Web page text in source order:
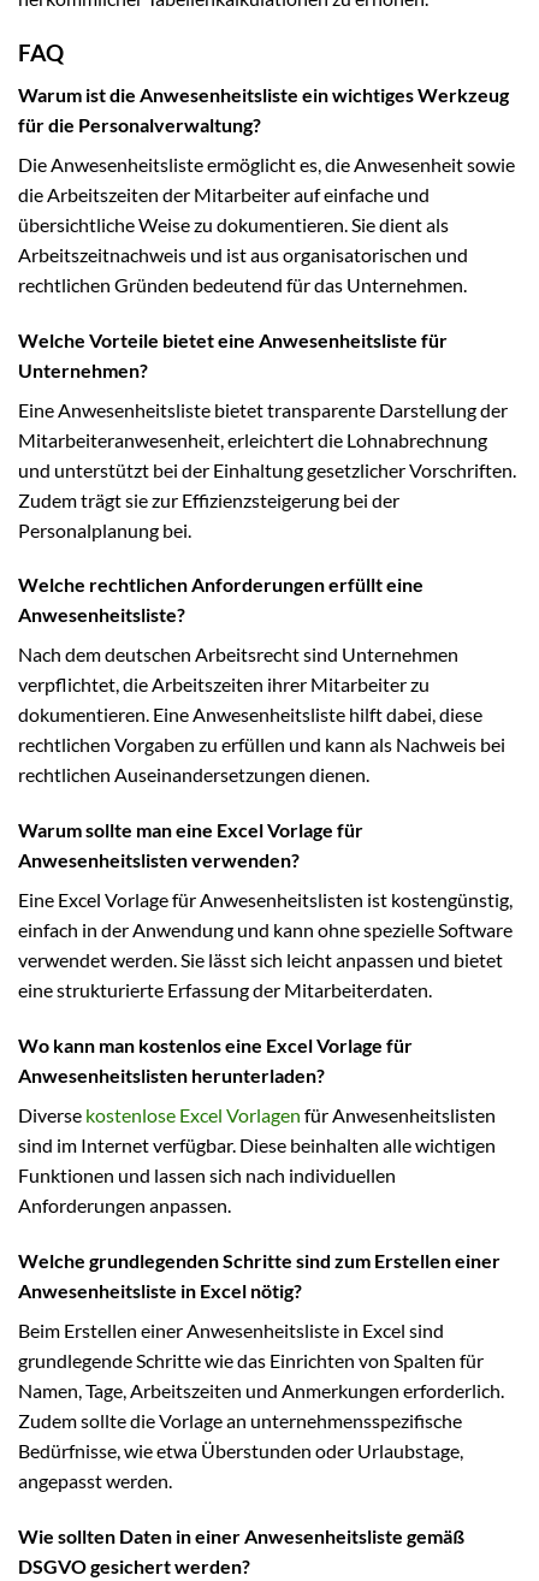
FAQ
Warum ist die Anwesenheitsliste ein wichtiges Werkzeug
für die Personalverwaltung?
Die Anwesenheitsliste ermöglicht es, die Anwesenheit sowie
die Arbeitszeiten der Mitarbeiter auf einfache und
übersichtliche Weise zu dokumentieren. Sie dient als
Arbeitszeitnachweis und ist aus organisatorischen und
rechtlichen Gründen bedeutend für das Unternehmen.
Welche Vorteile bietet eine Anwesenheitsliste für
Unternehmen?
Eine Anwesenheitsliste bietet transparente Darstellung der
Mitarbeiteranwesenheit, erleichtert die Lohnabrechnung
und unterstützt bei der Einhaltung gesetzlicher Vorschriften.
Zudem trägt sie zur Effizienzsteigerung bei der
Personalplanung bei.
Welche rechtlichen Anforderungen erfüllt eine
Anwesenheitsliste?
Nach dem deutschen Arbeitsrecht sind Unternehmen
verpflichtet, die Arbeitszeiten ihrer Mitarbeiter zu
dokumentieren. Eine Anwesenheitsliste hilft dabei, diese
rechtlichen Vorgaben zu erfüllen und kann als Nachweis bei
rechtlichen Auseinandersetzungen dienen.
Warum sollte man eine Excel Vorlage für
Anwesenheitslisten verwenden?
Eine Excel Vorlage für Anwesenheitslisten ist kostengünstig,
einfach in der Anwendung und kann ohne spezielle Software
verwendet werden. Sie lässt sich leicht anpassen und bietet
eine strukturierte Erfassung der Mitarbeiterdaten.
Wo kann man kostenlos eine Excel Vorlage für
Anwesenheitslisten herunterladen?
Diverse kostenlose Excel Vorlagen für Anwesenheitslisten
sind im Internet verfügbar. Diese beinhalten alle wichtigen
Funktionen und lassen sich nach individuellen
Anforderungen anpassen.
Welche grundlegenden Schritte sind zum Erstellen einer
Anwesenheitsliste in Excel nötig?
Beim Erstellen einer Anwesenheitsliste in Excel sind
grundlegende Schritte wie das Einrichten von Spalten für
Namen, Tage, Arbeitszeiten und Anmerkungen erforderlich.
Zudem sollte die Vorlage an unternehmensspezifische
Bedürfnisse, wie etwa Überstunden oder Urlaubstage,
angepasst werden.
Wie sollten Daten in einer Anwesenheitsliste gemäß
DSGVO gesichert werden?